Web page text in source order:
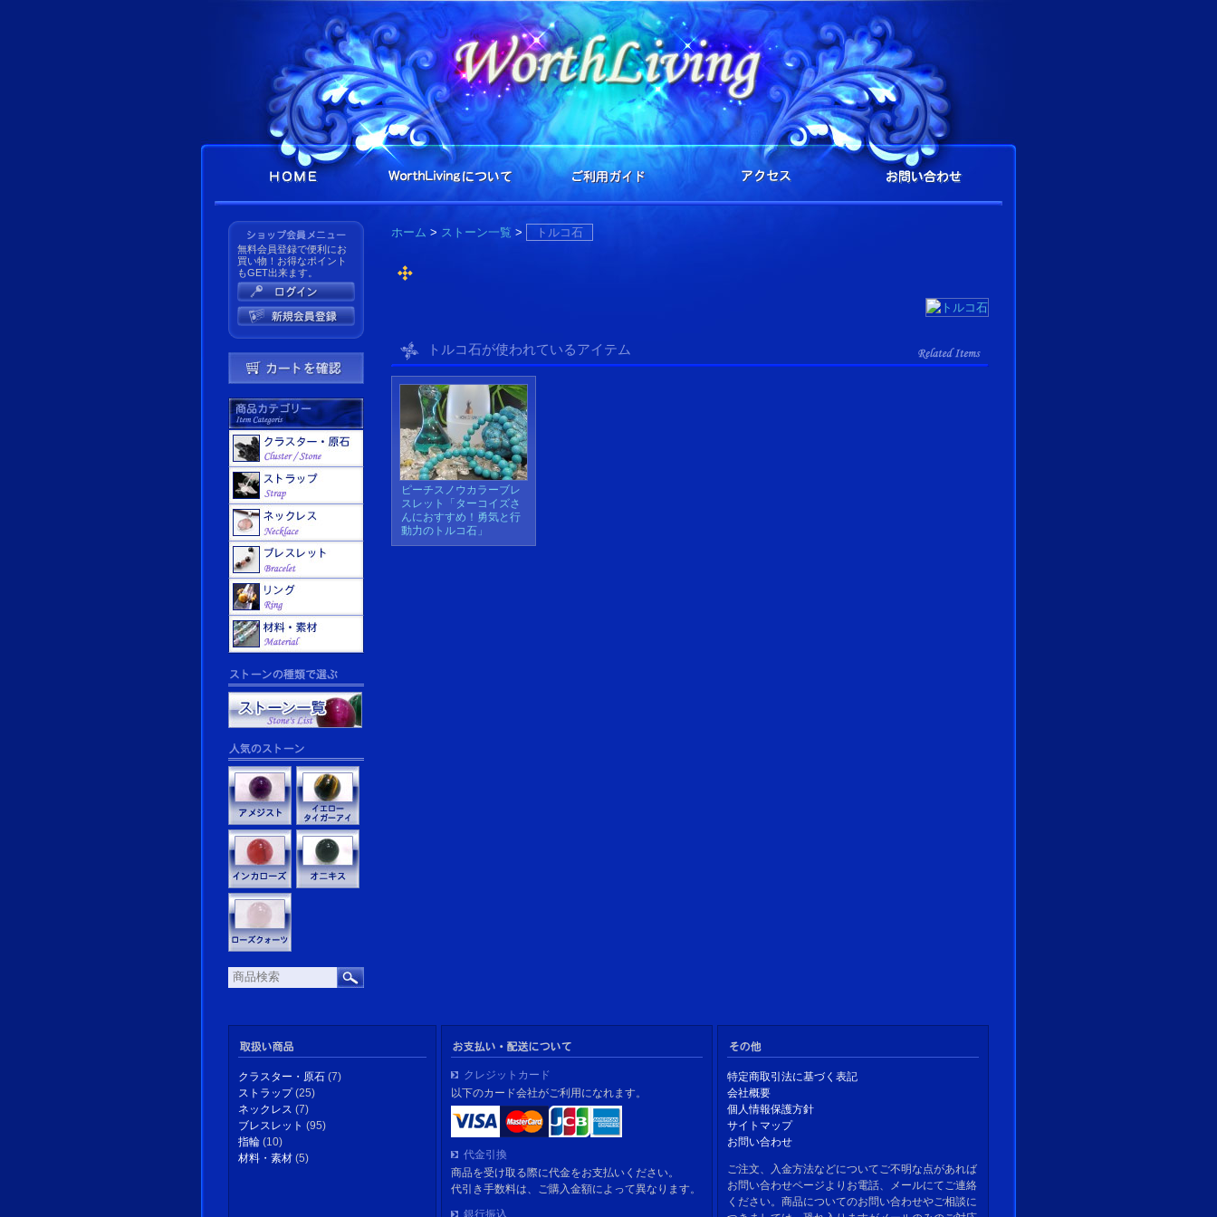
ホーム > ストーン一覧 > トルコ石
トルコ石が使われているアイテム
ピーチスノウカラーブレ
スレット「ターコイズさ
んにおすすめ！勇気と行
動力のトルコ石」
無料会員登録で便利にお
買い物！お得なポイント
もGET出来ます。
クラスター・原石 (7)
ストラップ(25)
ネックレス (7)
ブレスレット (95)
指輪 (10)
材料・素材 (5)
クレジットカード
以下のカード会社がご利用になれます。
代金引換
商品を受け取る際に代金をお支払いください。
代引き手数料は、ご購入金額によって異なります。
銀行振込
特定商取引法に基づく表記
会社概要
個人情報保護方針
サイトマップ
お問い合わせ
ご注文、入金方法などについてご不明な点があれば
お問い合わせページよりお電話、メールにてご連絡
ください。商品についてのお問い合わせやご相談に